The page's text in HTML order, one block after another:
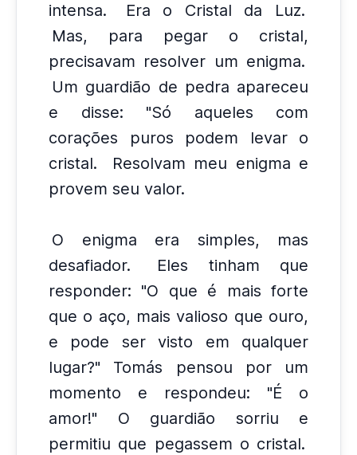
intensa.
Era o Cristal da Luz.
Mas, para pegar o cristal,
precisavam resolver um enigma.
Um guardião de pedra apareceu
e disse: "Só aqueles com
corações puros podem levar o
cristal.
Resolvam meu enigma e
provem seu valor.
O enigma era simples, mas
desafiador.
Eles tinham que
responder: "O que é mais forte
que o aço, mais valioso que ouro,
e pode ser visto em qualquer
lugar?" Tomás pensou por um
momento e respondeu: "É o
amor!" O guardião sorriu e
permitiu que pegassem o cristal.